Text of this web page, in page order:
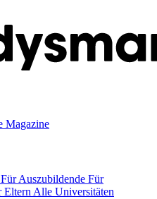
Magazine
Für Auszubildende Für
Eltern Alle Universitäten